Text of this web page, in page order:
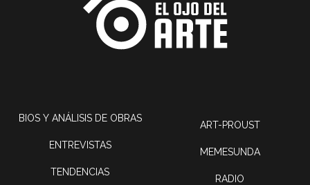
BIOS Y ANÁLISIS DE OBRAS
ENTREVISTAS
TENDENCIAS
ART-PROUST
MEMESUNDA
RADIO